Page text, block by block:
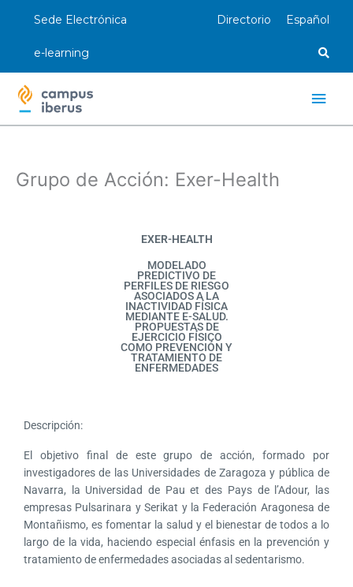
Sede Electrónica
e-learning
Directorio Español
Grupo de Acción: Exer-Health
EXER-HEALTH
MODELADO
PREDICTIVO DE
PERFILES DE RIESGO
ASOCIADOS A LA
INACTIVIDAD FÍSICA
MEDIANTE E-SALUD.
PROPUESTAS DE
EJERCICIO FÍSICO
COMO PREVENCIÓN Y
TRATAMIENTO DE
ENFERMEDADES
Descripción:
El objetivo final de este grupo de acción, formado por
investigadores de las Universidades de Zaragoza y pública de
Navarra, la Universidad de Pau et des Pays de l’Adour, las
empresas Pulsarinara y Serikat y la Federación Aragonesa de
Montañismo, es fomentar la salud y el bienestar de todos a lo
largo de la vida, haciendo especial énfasis en la prevención y
tratamiento de enfermedades asociadas al sedentarismo.